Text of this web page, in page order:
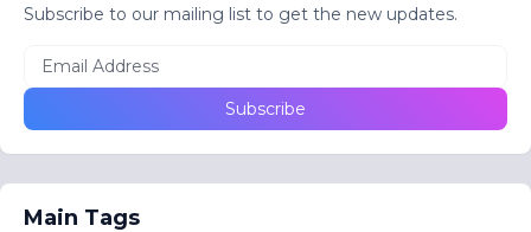
Subscribe to our mailing list to get the new updates.
Main Tags